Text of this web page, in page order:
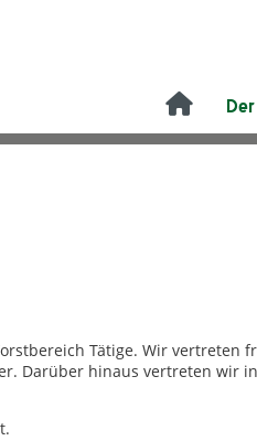
Tätige. Wir vertreten
Darüber hinaus vertreten wir